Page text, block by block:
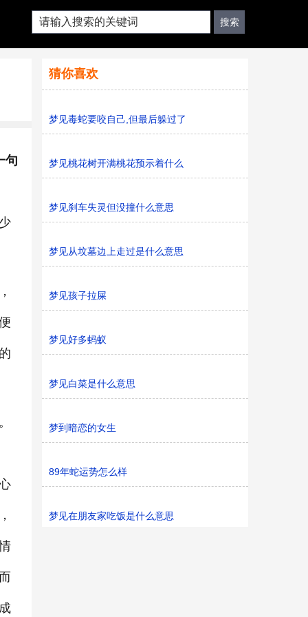
句
猜你喜欢
梦见毒蛇要咬自己,但最后躲过了
梦见桃花树开满桃花预示着什么
梦见刹车失灵但没撞什么意思
梦见从坟墓边上走过是什么意思
梦见孩子拉屎
梦见好多蚂蚁
梦见白菜是什么意思
梦到暗恋的女生
89年蛇运势怎么样
梦见在朋友家吃饭是什么意思